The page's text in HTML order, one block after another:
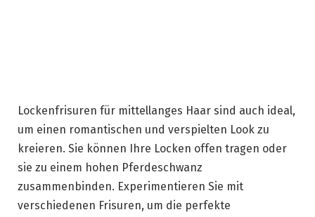
Lockenfrisuren für mittellanges Haar sind auch ideal,
um einen romantischen und verspielten Look zu
kreieren. Sie können Ihre Locken offen tragen oder
sie zu einem hohen Pferdeschwanz
zusammenbinden. Experimentieren Sie mit
verschiedenen Frisuren, um die perfekte